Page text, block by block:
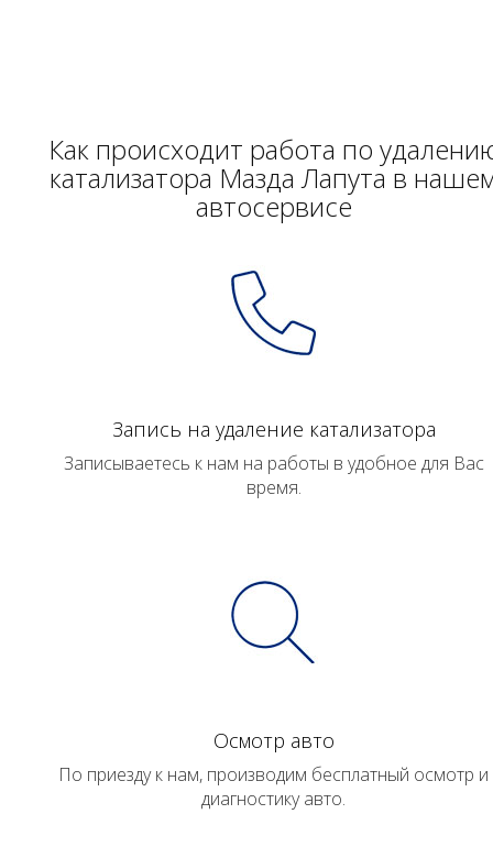
Как происходит работа по
катализатора Мазда Лапута в
автосервисе
Запись на удаление катализатора
Записываетесь к нам на работы в удобное для Вас
время.
Осмотр авто
По приезду к нам, производим бесплатный осмотр и
диагностику авто.